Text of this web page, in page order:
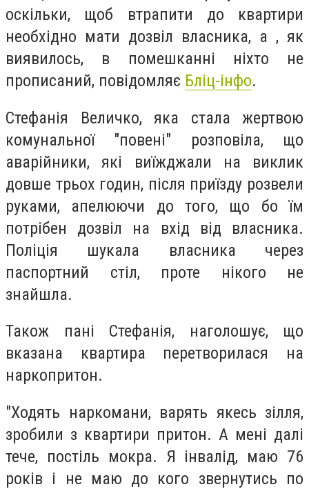
оскільки, щоб втрапити до квартири
необхідно мати дозвіл власника, а , як
виявилось, в помешканні ніхто не
прописаний, повідомляє Бліц-інфо.
Стефанія Величко, яка стала жертвою
комунальної "повені" розповіла, що
аварійники, які виїжджали на виклик
довше трьох годин, після приїзду розвели
руками, апелюючи до того, що бо їм
потрібен дозвіл на вхід від власника.
Поліція шукала власника через
паспортний стіл, проте нікого не
знайшла.
Також пані Стефанія, наголошує, що
вказана квартира перетворилася на
наркопритон.
"Ходять наркомани, варять якесь зілля,
зробили з квартири притон. А мені далі
тече, постіль мокра. Я інвалід, маю 76
років і не маю до кого звернутись по